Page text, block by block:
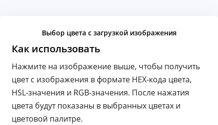
Выбор цвета с загрузкой изображения
Как использовать
Нажмите на изображение выше, чтобы получить
цвет с изображения в формате HEX-кода цвета,
HSL-значения и RGB-значения. После нажатия
цвета будут показаны в выбранных цветах и ​​
цветовой палитре.